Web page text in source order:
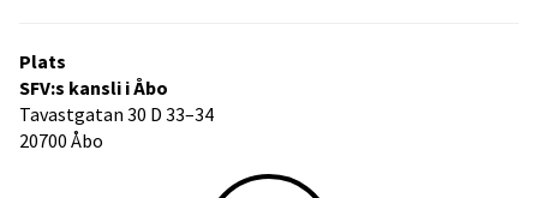
Plats
SFV:s kansli i Åbo
Tavastgatan 30 D 33–34
20700 Åbo